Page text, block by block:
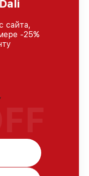
сайта,
-25%